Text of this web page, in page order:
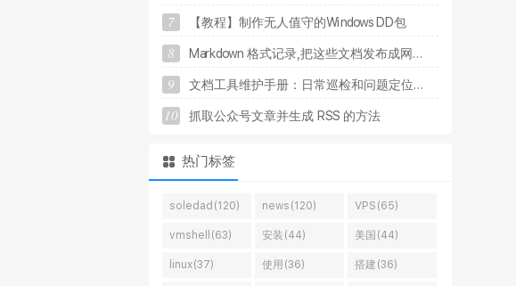
7 【教程】 制作无人值守的Windows DD包
8 Markdown 格式记录 把这些文档发布成网...
9 文档工具维护手册 ： 日常巡检和问题定位...
10 抓取公众号文章并生成 RSS 的方法
热门标签
soledad(120) news(120) VPS(65)
vmshell(63) 安装(44) 美国(44)
linux(37) 使用(36) 搭建(36)